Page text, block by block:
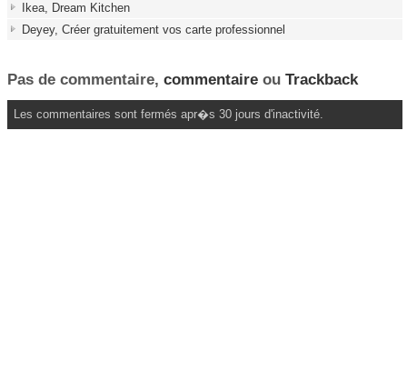
Ikea, Dream Kitchen
Deyey, Créer gratuitement vos carte professionnel
Pas de commentaire, commentaireou Trackback
Les commentaires sont fermés apr�s 30 jours d'inactivité.